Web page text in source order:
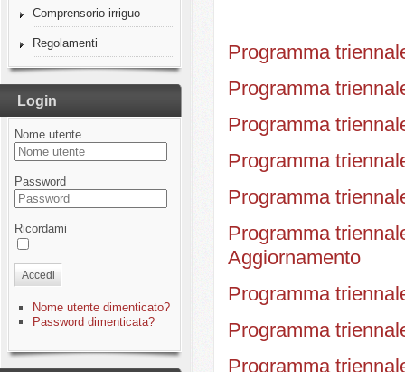
Comprensorio irriguo
Regolamenti
Login
Nome utente
Password
Ricordami
Accedi
Nome utente dimenticato?
Password dimenticata?
Programma
Programma
Programma
Programma
Programma
Programma
Aggiornamento
Programma
Programma
Programma